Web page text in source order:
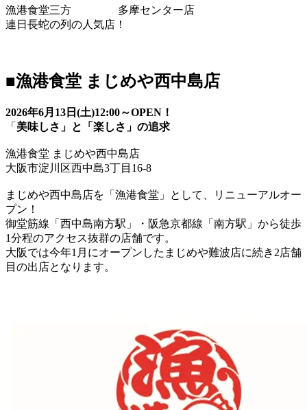
漁港食堂三方 多摩センター店
連日長蛇の列の人気店！
■漁港食堂 まじめや西中島店
2026年6月13日(土)12:00～OPEN！
「 美味しさ」と「楽しさ」の追求
漁港食堂 まじめや西中島店
大阪市淀川区西中島3丁目16-8
まじめや西中島店を「漁港食堂」として、リニューアルオー
プン！
御堂筋線「西中島南方駅」・阪急京都線「南方駅」から徒歩
1分程のアクセス抜群の店舗です。
大阪では今年1月にオープンしたまじめや難波店に続き2店舗
目の出店となります。